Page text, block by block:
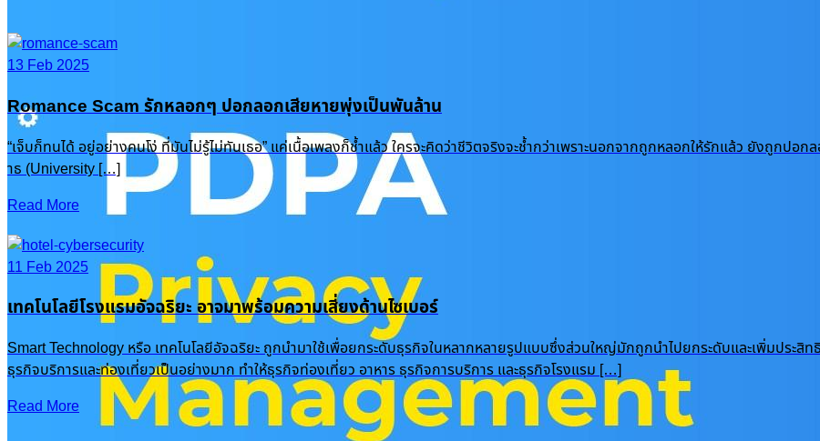
13 Feb 2025
Romance Scam รักหลอกๆ ปอกลอกเสียหายพุ่งเป็นพันล้าน
“เจ็บก็ทนได้ อยู่อย่างคนโง่ ที่มันไม่รู้ไม่ทันเธอ” แค่เนื้อเพลงก็ช้ำแล้ว ใครจะคิดว่าชีวิตจริงจะช้ำกว่าเพราะนอกจากถูกหลอกให้รักแล้ว ยังถูก
าธ (University […]
Read More
11 Feb 2025
เทคโนโลยีโรงแรมอัจฉริยะ อาจมาพร้อมความเสี่ยงด้านไซเบอร์
Smart Technology หรือ เทคโนโลยีอัจฉริยะ ถูกนำมาใช้เพื่อยกระดับธุรกิจในหลากหลายรูปแบบซึ่งส่วนใหญ่มักถูกนำไปยกระดับและเพิ่มประสิ
ธุรกิจบริการและท่องเที่ยวเป็นอย่างมาก ทำให้ธุรกิจท่องเที่ยว อาหาร ธุรกิจการบริการ และธุรกิจโรงแรม […]
Read More